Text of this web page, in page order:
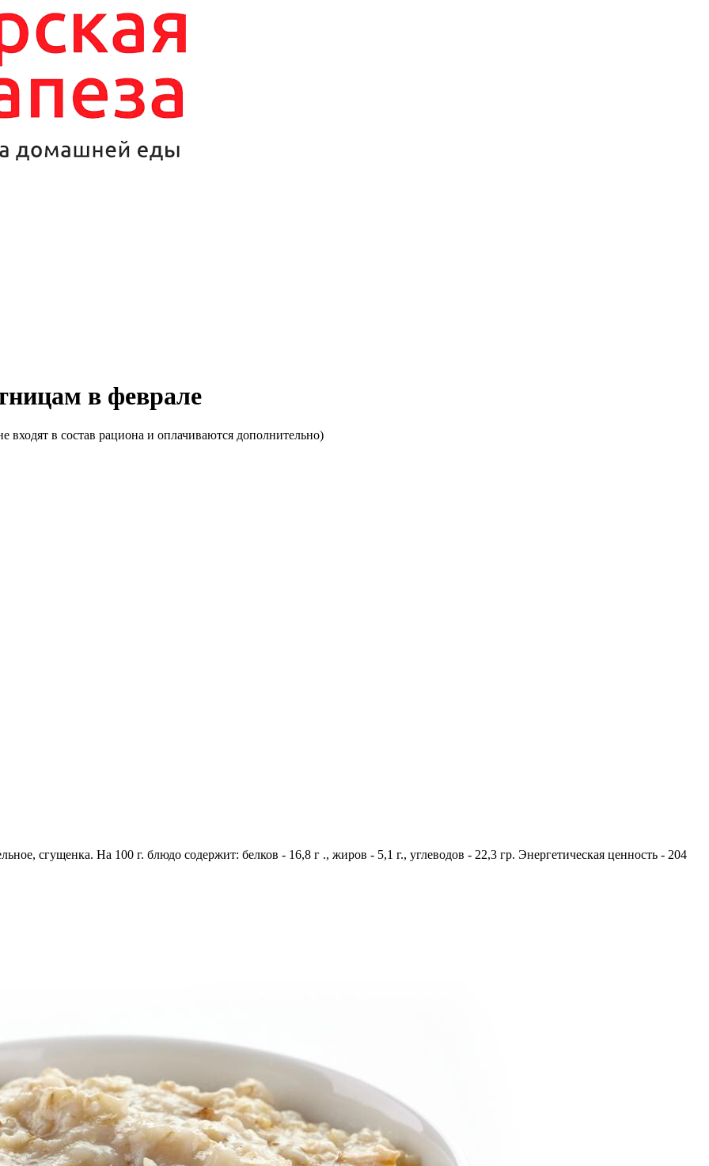
в феврале
в состав рациона и оплачиваются дополнительно)
сгущенка. На 100 г. блюдо содержит: белков - 16,8 г ., жиров - 5,1 г., углеводов - 22,3 гр. Энергетическая ценность - 204